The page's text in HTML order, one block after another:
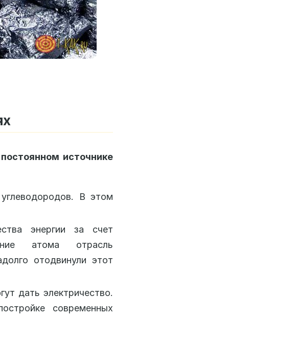
постоянном источнике
В этом
энергии за счет
атома отрасль
отодвинули этот
дать электричество.
современных